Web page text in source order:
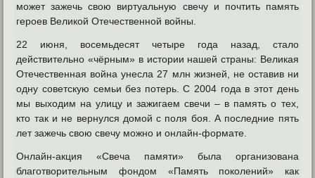
может зажечь свою виртуальную свечу и почтить память
героев Великой Отечественной войны.
22 июня, восемьдесят четыре года назад, стало
действительно «чёрным» в истории нашей страны: Великая
Отечественная война унесла 27 млн жизней, не оставив ни
одну советскую семьи без потерь. С 2004 года в этот день
мы выходим на улицу и зажигаем свечи – в память о тех,
кто так и не вернулся домой с поля боя. А последние пять
лет зажечь свою свечу можно и онлайн-формате.
Онлайн-акция «Свеча памяти» была организована
благотворительным фондом «Память поколений» как